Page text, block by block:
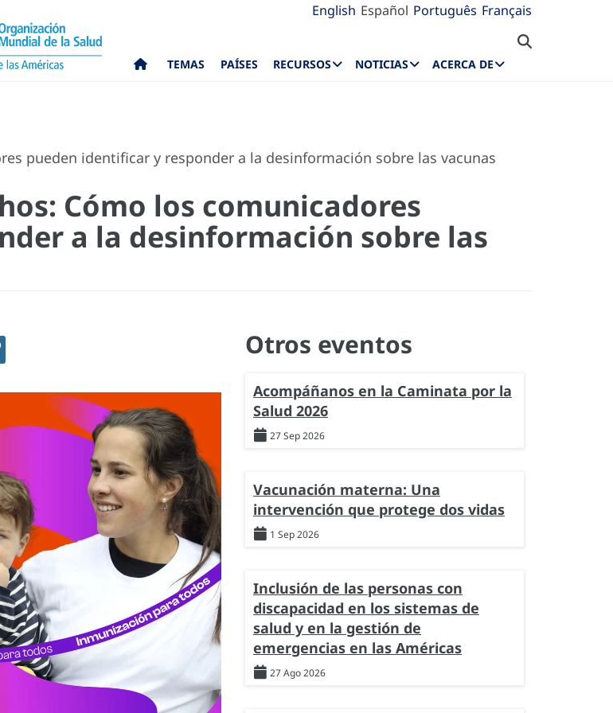
English Español Português Français
TEMAS PAÍSES RECURSOS NOTICIAS ACERCA DE
pueden identificar y responder a la desinformación sobre las vacunas
Cómo los comunicadores
a la desinformación sobre las
Otros eventos
Acompáñanos en la Caminata por la
Salud 2026
27 Sep 2026
Vacunación materna: Una
intervención que protege dos vidas
1 Sep 2026
Inclusión de las personas con
discapacidad en los sistemas de
salud y en la gestión de
emergencias en las Américas
27 Ago 2026